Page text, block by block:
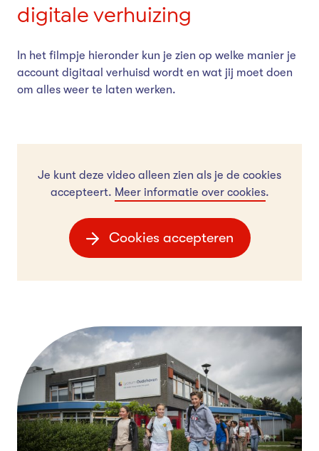
digitale verhuizing
In het filmpje hieronder kun je zien op welke manier je
account digitaal verhuisd wordt en wat jij moet doen
om alles weer te laten werken.
Je kunt deze video alleen zien als je de cookies
accepteert. Meer informatie over cookies.
Cookies accepteren